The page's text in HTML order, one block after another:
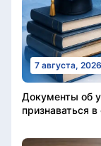
7 августа, 2026
Документы об
признаваться